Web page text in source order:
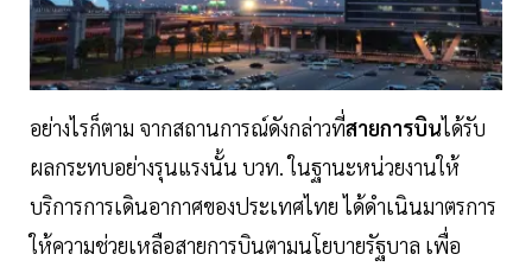
อย่างไรก็ตาม จากสถานการณ์ดังกล่าวที่สายการบินได้รับ
ผลกระทบอย่างรุนแรงนั้น บวท. ในฐานะหน่วยงานให้
บริการการเดินอากาศของประเทศไทย ได้ดำเนินมาตรการ
ให้ความช่วยเหลือสายการบินตามนโยบายรัฐบาล เพื่อ